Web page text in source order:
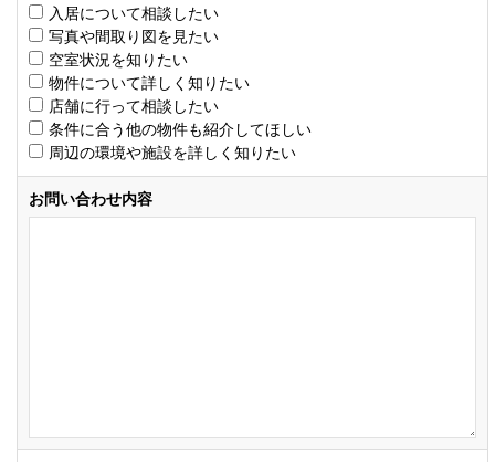
入居について相談したい
写真や間取り図を見たい
空室状況を知りたい
物件について詳しく知りたい
店舗に行って相談したい
条件に合う他の物件も紹介してほしい
周辺の環境や施設を詳しく知りたい
お問い合わせ内容